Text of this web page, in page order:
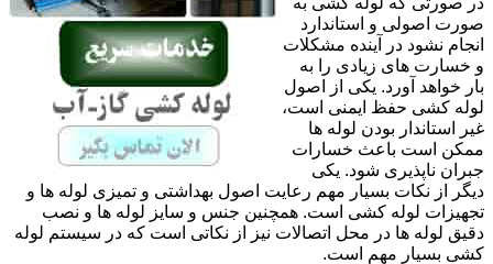
صورت اصولی و استاندارد
انجام نشود در آینده مشکلات
و خسارت های زیادی را به
بار خواهد آورد. یکی از اصول
لوله کشی حفظ ایمنی است،
غیر استاندار بودن لوله ها
ممکن است باعث خسارات
جبران ناپذیری شود. یکی
دیگر از نکات بسیار مهم رعایت اصول بهداشتی و تمیزی لوله ها و
تجهیزات لوله کشی است. همچنین جنس و سایز لوله ها و نصب
دقیق لوله ها در محل اتصالات نیز از نکاتی است که در سیستم لوله
کشی بسیار مهم است.